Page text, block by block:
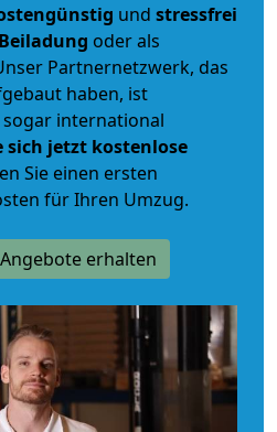
und stressfrei
Beiladung oder als
Partnernetzwerk, das
haben, ist
international
sich jetzt kostenlose
Sie einen ersten
für Ihren Umzug.
erhalten